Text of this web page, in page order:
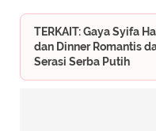
TERKAIT: Gaya Syifa
dan Dinner Romantis
Serasi Serba Putih